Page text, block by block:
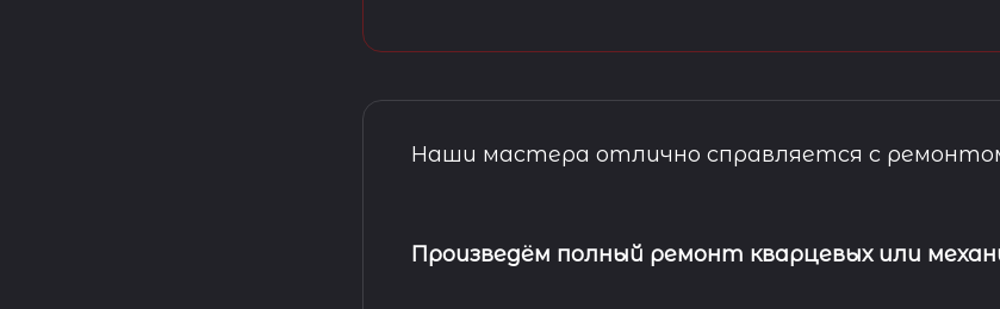
Наши мастера отлично справляется с
Произведём полный ремонт кварцевых или